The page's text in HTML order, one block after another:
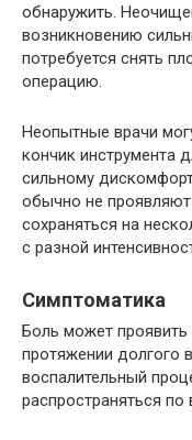
обнаружить.
возникновению
потребуется снять
операцию.
Неопытные врачи
кончик инструмента
сильному
обычно не
сохраняться на
с разной
Симптоматика
Боль может проявить
протяжении долгого
воспалительный
распространяться по